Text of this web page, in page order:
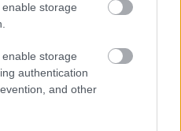
storage
storage
authentication
and other
nyújtanak arról, hogyan
Folyamatosan
és új taktikákat
dolgozik és okosan
a konkurenciát is